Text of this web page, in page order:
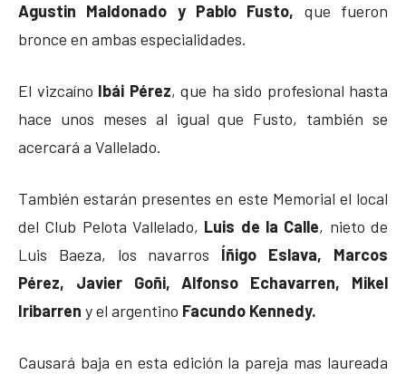
Agustin Maldonado y Pablo Fusto, que fueron
bronce en ambas especialidades.
El vizcaíno Ibái Pérez, que ha sido profesional hasta
hace unos meses al igual que Fusto, también se
acercará a Vallelado.
También estarán presentes en este Memorial el local
del Club Pelota Vallelado, Luis de la Calle, nieto de
Luis Baeza, los navarros Íñigo Eslava, Marcos
Pérez, Javier Goñi, Alfonso Echavarren, Mikel
Iribarren y el argentino Facundo Kennedy.
Causará baja en esta edición la pareja mas laureada